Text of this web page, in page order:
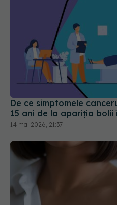
De ce simptomele
15 ani de la apariția bolii
14 mai 2026, 21:37